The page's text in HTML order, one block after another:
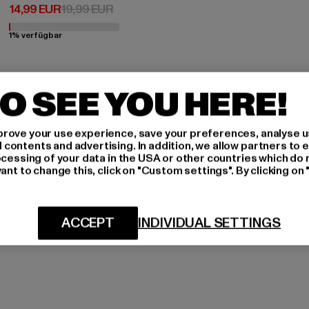
14,99 EUR
Derzeitiger Preis: 14,99 EUR
19,99 EURAktionspreis: 19,99 EUR
1% verfügbar
SEE YOU HERE!
your use experience, save your preferences, analyse
and advertising. In addition, we allow partners to
of your data in the USA or other countries which do
to change this, click on "Custom settings". By clicking
INDIVIDUAL SETTINGS
ACCEPT